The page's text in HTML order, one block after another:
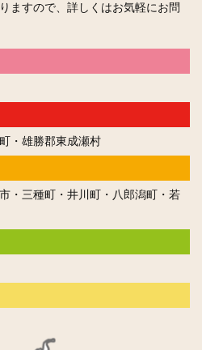
ますので、詳しくはお気軽にお問
・雄勝郡東成瀬村
・三種町・井川町・八郎潟町・若